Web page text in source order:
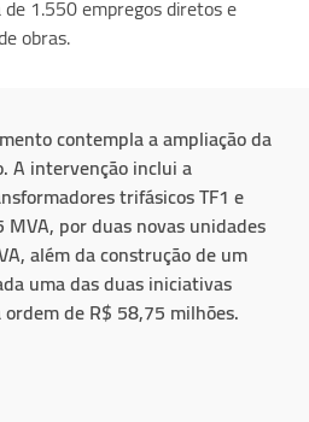
1.550 empregos diretos e
obras.
contempla a ampliação da
A intervenção inclui a
trifásicos TF1 e
por duas novas unidades
além da construção de um
uma das duas iniciativas
de R$ 58,75 milhões.